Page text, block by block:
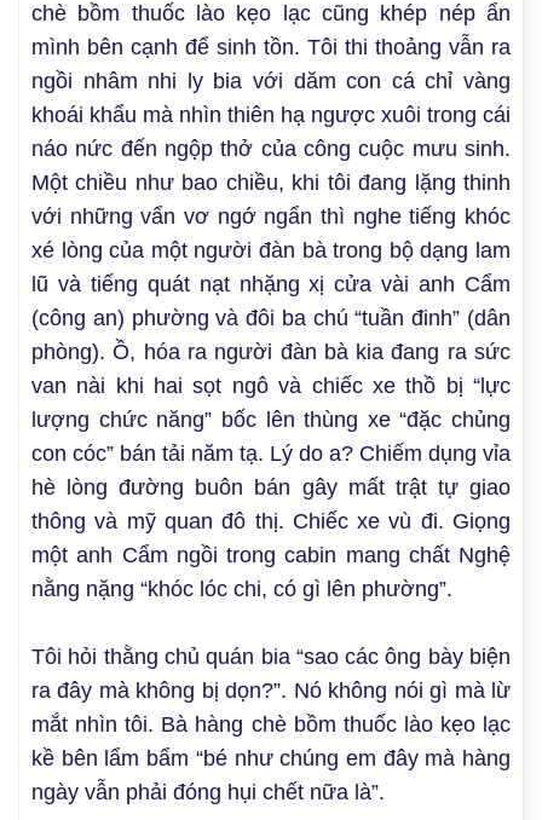
chè bồm thuốc lào kẹo lạc cũng khép nép ẩn
mình bên cạnh để sinh tồn. Tôi thi thoảng vẫn ra
ngồi nhâm nhi ly bia với dăm con cá chỉ vàng
khoái khẩu mà nhìn thiên hạ ngược xuôi trong cái
náo nức đến ngộp thở của công cuộc mưu sinh.
Một chiều như bao chiều, khi tôi đang lặng thinh
với những vẩn vơ ngớ ngẩn thì nghe tiếng khóc
xé lòng của một người đàn bà trong bộ dạng lam
lũ và tiếng quát nạt nhặng xị cửa vài anh Cẩm
(công an) phường và đôi ba chú “tuần đinh” (dân
phòng). Ồ, hóa ra người đàn bà kia đang ra sức
van nài khi hai sọt ngô và chiếc xe thồ bị “lực
lượng chức năng” bốc lên thùng xe “đặc chủng
con cóc” bán tải năm tạ. Lý do a? Chiếm dụng vỉa
hè lòng đường buôn bán gây mất trật tự giao
thông và mỹ quan đô thị. Chiếc xe vù đi. Giọng
một anh Cẩm ngồi trong cabin mang chất Nghệ
nằng nặng “khóc lóc chi, có gì lên phường”.
Tôi hỏi thằng chủ quán bia “sao các ông bày biện
ra đây mà không bị dọn?”. Nó không nói gì mà lừ
mắt nhìn tôi. Bà hàng chè bồm thuốc lào kẹo lạc
kề bên lẩm bẩm “bé như chúng em đây mà hàng
ngày vẫn phải đóng hụi chết nữa là”.